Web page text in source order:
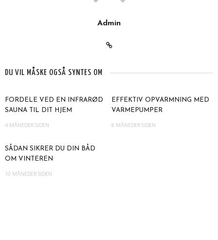
Admin
DU VIL MÅSKE OGSÅ SYNTES OM
FORDELE VED EN INFRARØD
SAUNA TIL DIT HJEM
4 MÅNEDER SIDEN
EFFEKTIV OPVARMNING MED
VARMEPUMPER
8 MÅNEDER SIDEN
SÅDAN SIKRER DU DIN BÅD
OM VINTEREN
10 MÅNEDER SIDEN